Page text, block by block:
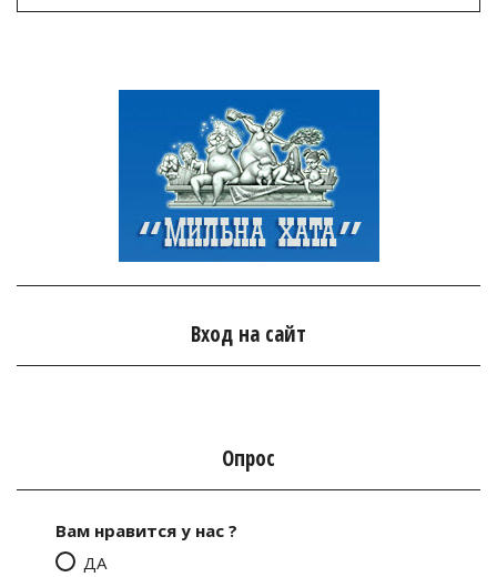
Вход на сайт
Опрос
Вам нравится у нас ?
ДА